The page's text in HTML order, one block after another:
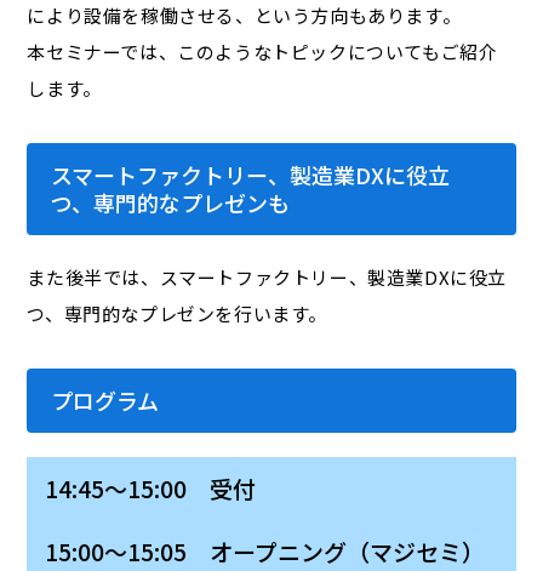
により設備を稼働させる、という方向もあります。
本セミナーでは、このようなトピックについてもご紹介
します。
スマートファクトリー、製造業DXに役立
つ、専門的なプレゼンも
また後半では、スマートファクトリー、製造業DXに役立
つ、専門的なプレゼンを行います。
プログラム
14:45～15:00 受付
15:00～15:05 オープニング（マジセミ）